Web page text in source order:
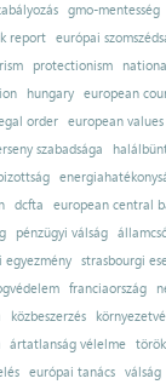
gmo-mentesség
report
európai
protectionism
hungary
european
order
european values
szabadsága
dcfta
european central
pénzügyi válság
egyezmény
strasbourgi
franciaország
közbeszerzés
ártatlanság vélelme
európai tanács válság